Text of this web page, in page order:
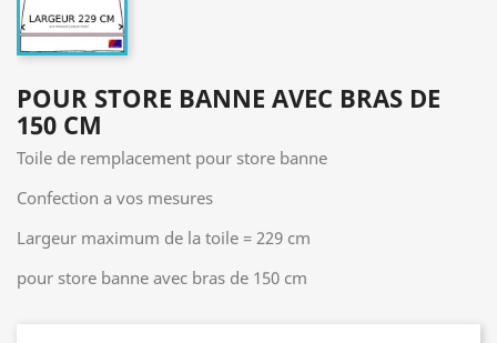
POUR STORE BANNE AVEC BRAS DE
150 CM
Toile de remplacement pour store banne
Confection a vos mesures
Largeur maximum de la toile = 229 cm
pour store banne avec bras de 150 cm